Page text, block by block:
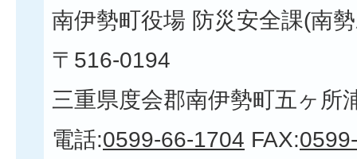
南伊勢町役場 防災安全課(南
〒516-0194
三重県度会郡南伊勢町五ヶ所
電話:0599-66-1704 FAX: